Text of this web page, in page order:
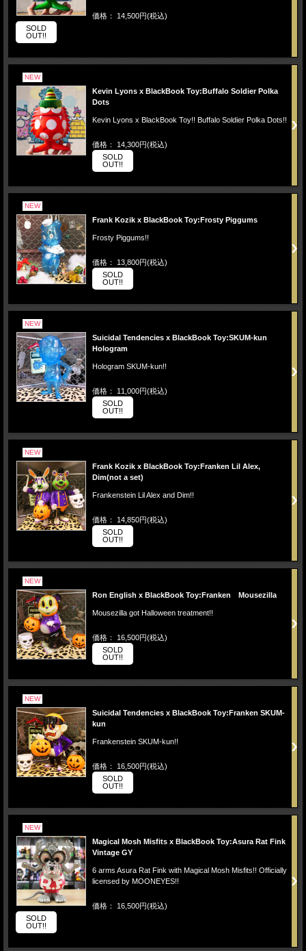
価格： 14,500円(税込)
SOLD
OUT!!
NEW
Kevin Lyons x BlackBook Toy:Buffalo Soldier Polka
Dots
Kevin Lyons x BlackBook Toy!! Buffalo Soldier Polka Dots!!
価格： 14,300円(税込)
SOLD
OUT!!
NEW
Frank Kozik x BlackBook Toy:Frosty Piggums
Frosty Piggums!!
価格： 13,800円(税込)
SOLD
OUT!!
NEW
Suicidal Tendencies x BlackBook Toy:SKUM-kun
Hologram
Hologram SKUM-kun!!
価格： 11,000円(税込)
SOLD
OUT!!
NEW
Frank Kozik x BlackBook Toy:Franken Lil Alex,
Dim(not a set)
Frankenstein Lil Alex and Dim!!
価格： 14,850円(税込)
SOLD
OUT!!
NEW
Ron English x BlackBook Toy:Franken Mousezilla
Mousezilla got Halloween treatment!!
価格： 16,500円(税込)
SOLD
OUT!!
NEW
Suicidal Tendencies x BlackBook Toy:Franken SKUM-
kun
Frankenstein SKUM-kun!!
価格： 16,500円(税込)
SOLD
OUT!!
NEW
Magical Mosh Misfits x BlackBook Toy:Asura Rat Fink
Vintage GY
6 arms Asura Rat Fink with Magical Mosh Misfits!! Officially
licensed by MOONEYES!!
価格： 16,500円(税込)
SOLD
OUT!!